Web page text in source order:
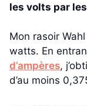
les volts par
Mon rasoir
watts. En
d’ampères,
d’au moins